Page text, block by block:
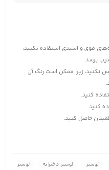
قوی و اسیدی استفاده نکنید،
برسد.
نکنید، زیرا ممکن است رنگ آن
کنید.
کنید.
حاصل کنید.
لوستر لوستر دخترانه
لوستر